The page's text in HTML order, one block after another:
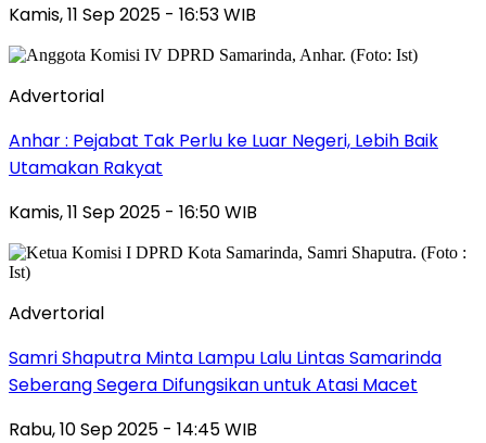
Kamis, 11 Sep 2025 - 16:53 WIB
Advertorial
Anhar : Pejabat Tak Perlu ke Luar Negeri, Lebih Baik
Utamakan Rakyat
Kamis, 11 Sep 2025 - 16:50 WIB
Advertorial
Samri Shaputra Minta Lampu Lalu Lintas Samarinda
Seberang Segera Difungsikan untuk Atasi Macet
Rabu, 10 Sep 2025 - 14:45 WIB